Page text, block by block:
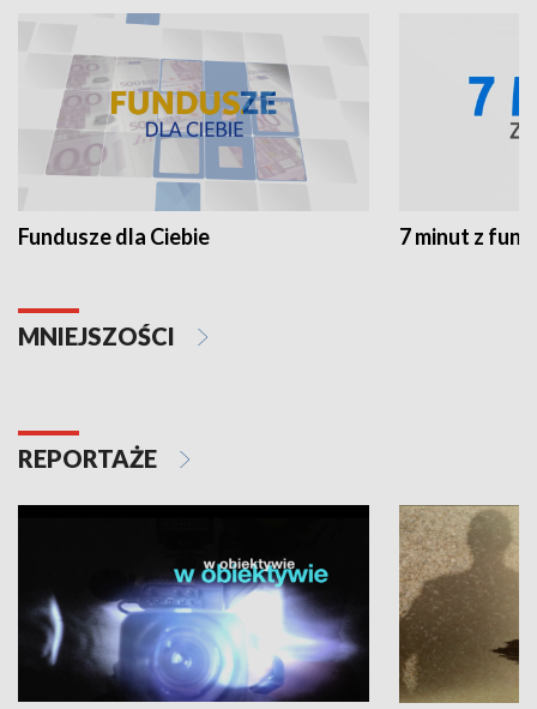
Fundusze dla Ciebie 7 minut z
MNIEJSZOŚCI
REPORTAŻE